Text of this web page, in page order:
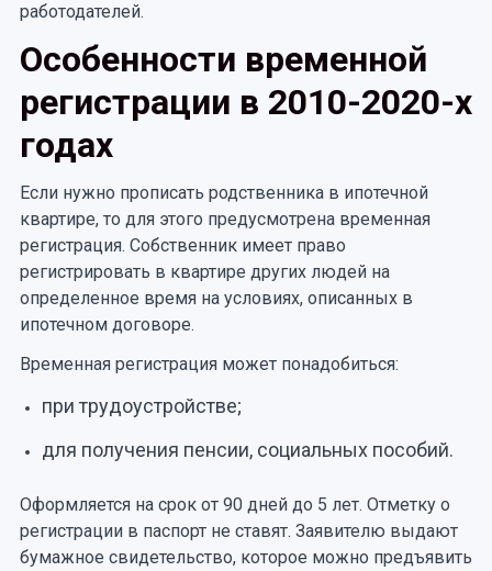
работодателей.
Особенности временной
регистрации в 2010-2020-х
годах
Если нужно прописать родственника в ипотечной
квартире, то для этого предусмотрена временная
регистрация. Собственник имеет право
регистрировать в квартире других людей на
определенное время на условиях, описанных в
ипотечном договоре.
Временная регистрация может понадобиться:
при трудоустройстве;
для получения пенсии, социальных пособий.
Оформляется на срок от 90 дней до 5 лет. Отметку о
регистрации в паспорт не ставят. Заявителю выдают
бумажное свидетельство, которое можно предъявить